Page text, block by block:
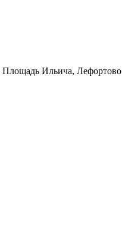
Площадь Ильича, Лефортово